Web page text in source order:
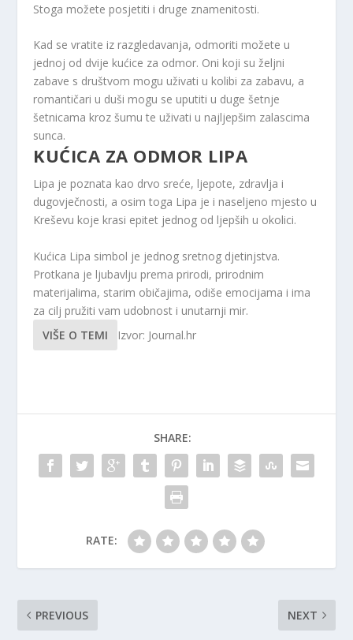
Stoga možete posjetiti i druge znamenitosti.
Kad se vratite iz razgledavanja, odmoriti možete u
jednoj od dvije kućice za odmor. Oni koji su željni
zabave s društvom mogu uživati ​​u kolibi za zabavu, a
romantičari u duši mogu se uputiti u duge šetnje
šetnicama kroz šumu te uživati ​​u najljepšim zalascima
sunca.
KUĆICA ZA ODMOR LIPA
Lipa je poznata kao drvo sreće, ljepote, zdravlja i
dugovječnosti, a osim toga Lipa je i naseljeno mjesto u
Kreševu koje krasi epitet jednog od ljepših u okolici.
Kućica Lipa simbol je jednog sretnog djetinjstva.
Protkana je ljubavlju prema prirodi, prirodnim
materijalima, starim običajima, odiše emocijama i ima
za cilj pružiti vam udobnost i unutarnji mir.
VIŠE O TEMI
Izvor: Journal.hr
SHARE:
RATE:
PREVIOUS NEXT